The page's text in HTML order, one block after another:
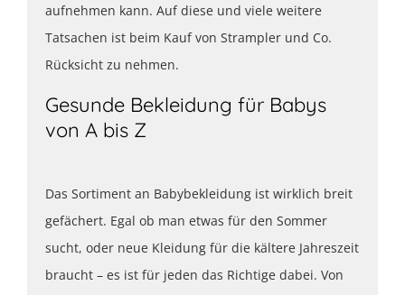
aufnehmen kann. Auf diese und viele weitere
Tatsachen ist beim Kauf von Strampler und Co.
Rücksicht zu nehmen.
Gesunde Bekleidung für Babys
von A bis Z
Das Sortiment an Babybekleidung ist wirklich breit
gefächert. Egal ob man etwas für den Sommer
sucht, oder neue Kleidung für die kältere Jahreszeit
braucht – es ist für jeden das Richtige dabei. Von